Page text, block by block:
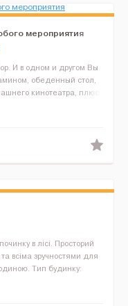
мероприятия
И в одном и другом Вы
обеденный стол,
кинотеатра, плюс
в лісі. Просторий
всіма зручностями для
Тип будинку: